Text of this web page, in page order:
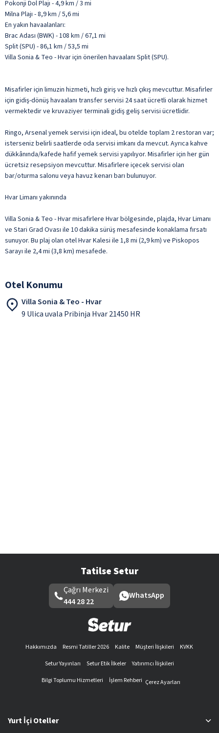
Pokonji Dol Plajı - 4,9 km / 3 mi
Milna Plajı - 8,9 km / 5,6 mi
En yakın havaalanları:
Brac Adası (BWK) - 108 km / 67,1 mi
Split (SPU) - 86,1 km / 53,5 mi
Villa Sonia & Teo - Hvar için önerilen havaalanı Split (SPU).
Misafirler için limuzin hizmeti, hızlı giriş ve hızlı çıkış mevcuttur. Misafirler
için gidiş-dönüş havaalanı transfer servisi 24 saat ücretli olarak hizmet
vermektedir ve kruvaziyer terminali gidiş geliş servisi ücretlidir.
Ringo, Arsenal yemek servisi için ideal, bu otelde toplam 2 restoran var;
isterseniz belirli saatlerde oda servisi imkanı da mevcut. Ayrıca kahve
dükkânında/kafede hafif yemek servisi yapılıyor. Misafirler için her gün
ücretsiz resepsiyon mevcuttur. Misafirlere içecek servisi olan
bar/oturma salonu veya havuz kenarı barı bulunuyor.
Hvar Limanı yakınında
Villa Sonia & Teo - Hvar misafirlere Hvar bölgesinde, plajda, Hvar Limanı
ve Stari Grad Ovası ile 10 dakika sürüş mesafesinde konaklama fırsatı
sunuyor. Bu plaj olan otel Hvar Kalesi ile 1,8 mi (2,9 km) ve Piskopos
Sarayı ile 2,4 mi (3,8 km) mesafede.
Otel Konumu
Villa Sonia & Teo - Hvar
9 Ulica uvala Pribinja Hvar 21450 HR
Tatilse Setur
Çağrı Merkezi
444 28 22
WhatsApp
Hakkımızda Resmi Tatiller 2026 Kalite Müşteri İlişkileri
KVKK
Setur Yayınları
Setur Etik İlkeler
Yatırımcı İlişkileri
Bilgi Toplumu Hizmetleri
İşlem Rehberi Çerez Ayarları
Yurt İçi Oteller